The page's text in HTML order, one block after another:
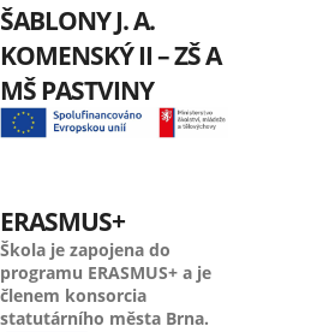
ŠABLONY J. A.
KOMENSKÝ II – ZŠ A
MŠ PASTVINY
ERASMUS+
Škola je zapojena do
programu ERASMUS+ a je
členem konsorcia
statutárního města Brna.